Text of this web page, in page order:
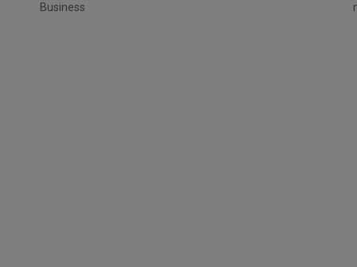
Business